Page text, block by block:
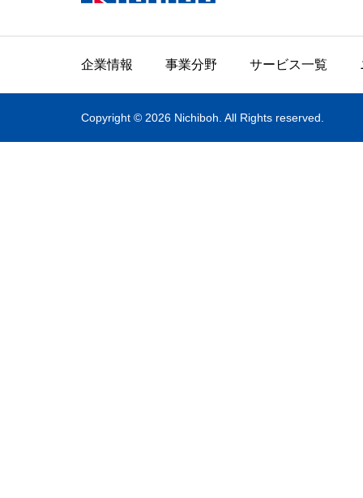
企業情報 事業分野 サービス一覧
Copyright © 2026 Nichiboh. All Rights reserved.